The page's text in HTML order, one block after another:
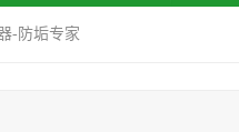
-防垢专家